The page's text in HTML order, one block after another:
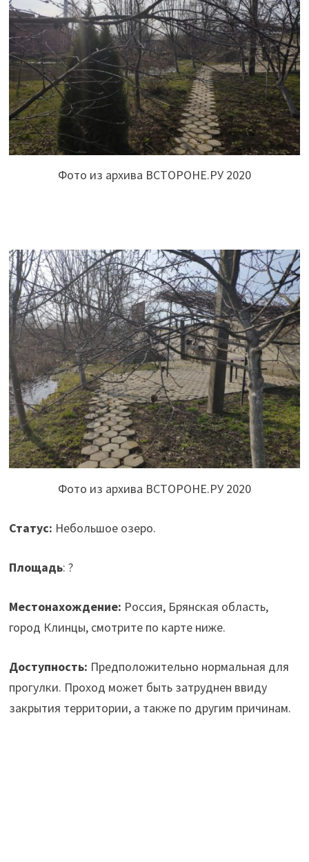
Фото из архива ВСТОРОНЕ.РУ 2020
Фото из архива ВСТОРОНЕ.РУ 2020
Статус: Небольшое озеро.
Площадь: ?
Местонахождение: Россия, Брянская область,
город Клинцы, смотрите по карте ниже.
Доступность: Предположительно нормальная для
прогулки. Проход может быть затруднен ввиду
закрытия территории, а также по другим причинам.